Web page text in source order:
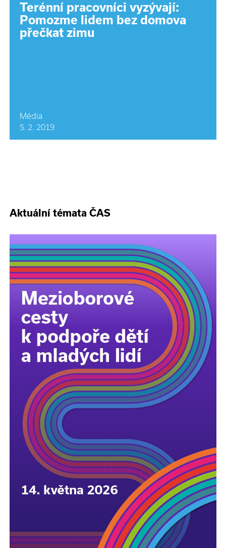
Terénní pracovníci vyzývají:
Pomozme lidem bez domova
přečkat zimu
Média
5. 2. 2019
Aktuální témata ČAS